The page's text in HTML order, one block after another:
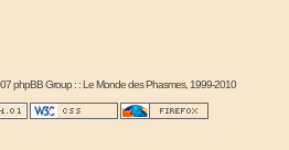
phpBB Group : :Le Monde des Phasmes, 1999-2010